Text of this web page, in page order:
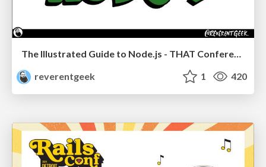
The Illustrated Guide to Node.js - THAT Conference 2024
reverentgeek
1 420